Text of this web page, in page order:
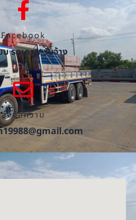
Facebook
บ รถเครน รับจ้าง
ส่งข้อความ